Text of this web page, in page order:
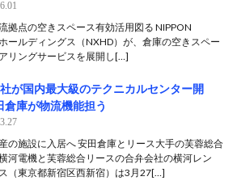
拠点の空きスペース有効活用図る NIPPON
ホールディングス（NXHD）が、倉庫の空きスペー
リングサービスを展開し[…]
が国内最大級のテクニカルセンター開
倉庫が物流機能担う
の施設に入居へ 安田倉庫とリース大手の芙蓉総合
河電機と芙蓉総合リースの合弁会社の横河レン
（東京都新宿区西新宿）は3月27[…]